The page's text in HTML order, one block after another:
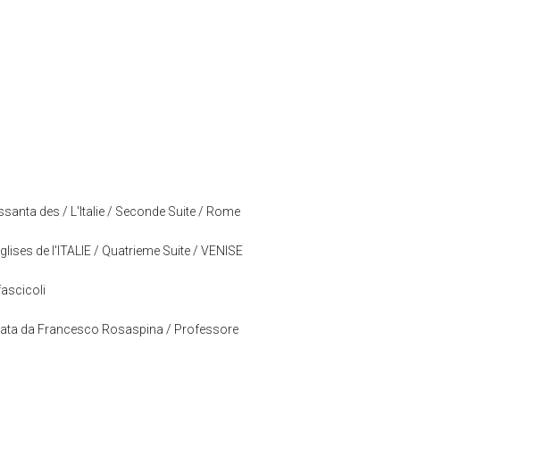
des / L'Italie / Seconde Suite / Rome
de l'ITALIE / Quatrieme Suite / VENISE
da Francesco Rosaspina / Professore